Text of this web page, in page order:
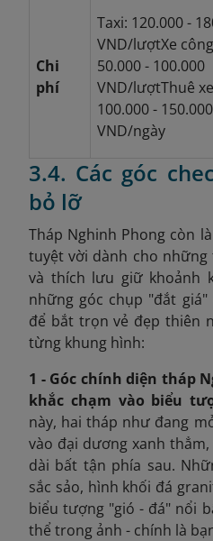
Chi
phí
Taxi: 120.000 -
VND/lượtXe
50.000 - 100.000
VND/lượtThuê
100.000 - 150.000
VND/ngày
3.4. Các góc
bỏ lỡ
Tháp Nghinh Phong còn
tuyệt vời dành cho
và thích lưu giữ khoảnh
những góc chụp "đắt
để bắt trọn vẻ đẹp thiên
từng khung hình:
1 - Góc chính diện tháp
khắc chạm vào biểu
này, hai tháp như đang
vào đại dương xanh
dài bất tận phía sau.
sắc sảo, hình khối đá
biểu tượng "gió - đá" nổi
thể trong ảnh - chính là